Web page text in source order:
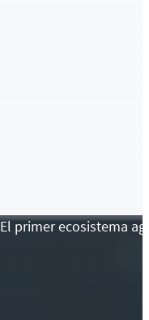
El primer ecosistema